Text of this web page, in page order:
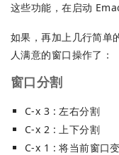
这些功能，在启动
如果，再加上几行简单
人满意的窗口操作了：
窗口分割
C-x 3 : 左右分割
C-x 2 : 上下分割
C-x 1 : 将当前窗口